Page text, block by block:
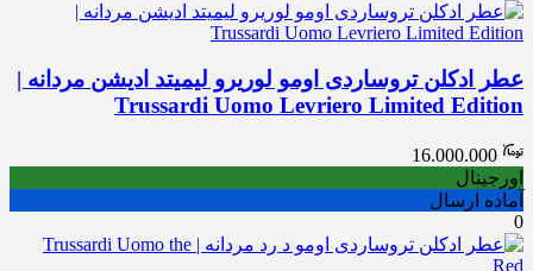
عطر ادکلن تروساردی اومو لوریرو لیمیتد ادیشن مردانه |
Trussardi Uomo Levriero Limited Edition
16.000.000
اورجینال
آماده ارسال
0